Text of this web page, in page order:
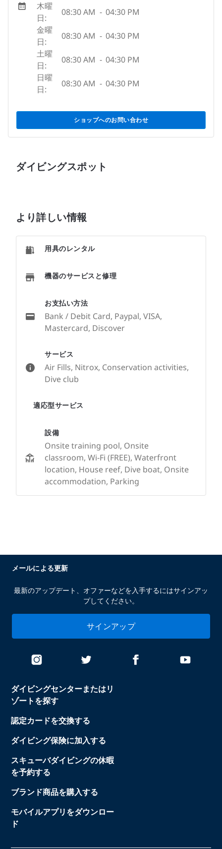
木曜
日:
08:30 AM - 04:30 PM
金曜
日:
08:30 AM - 04:30 PM
土曜
日:
08:30 AM - 04:30 PM
日曜
日:
08:30 AM - 04:30 PM
ショップへのお問い合わせ
ダイビングスポット
より詳しい情報
サービス
Air Fills, Nitrox, Conservation activities,
Dive club
適応型サービス
設備
Onsite training pool, Onsite
classroom, Wi-Fi (FREE), Waterfront
location, House reef, Dive boat, Onsite
accommodation, Parking
用具のレンタル
機器のサービスと修理
お支払い方法
Bank / Debit Card, Paypal, VISA,
Mastercard, Discover
ダイビングセンターまたはリ
ゾートを探す
認定カードを交換する
ダイビング保険に加入する
スキューバダイビングの休暇
を予約する
ブランド商品を購入する
モバイルアプリをダウンロー
ド
メールによる更新
最新のアップデート、オファーなどを入手するにはサインアッ
プしてください。
サインアップ